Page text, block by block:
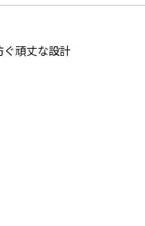
ぐ頑丈な設計